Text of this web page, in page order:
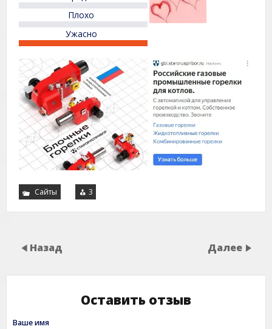
Плохо
Ужасно
Сайты 3
Назад Далее
Оставить отзыв
Ваше имя